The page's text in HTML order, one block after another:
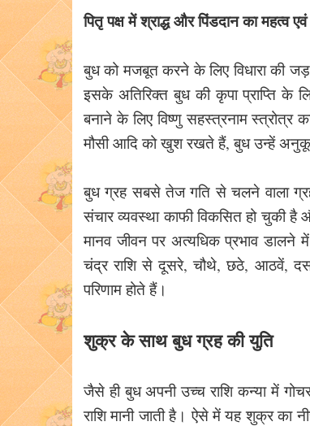
पितृ पक्ष में श्राद्ध और पिंडदान का महत्व
बुध को मजबूत करने के लिए विधारा की
इसके अतिरिक्त बुध की कृपा प्राप्ति के
बनाने के लिए विष्णु सहस्त्रनाम स्त्रोत्र
मौसी आदि को खुश रखते हैं, बुध उन्हें
बुध ग्रह सबसे तेज गति से चलने वाला
संचार व्यवस्था काफी विकसित हो चुकी
मानव जीवन पर अत्यधिक प्रभाव डालने
चंद्र राशि से दूसरे, चौथे, छठे, आठवें,
परिणाम होते हैं।
शुक्र के साथ बुध ग्रह की युति
जैसे ही बुध अपनी उच्च राशि कन्या में
राशि मानी जाती है। ऐसे में यह शुक्र